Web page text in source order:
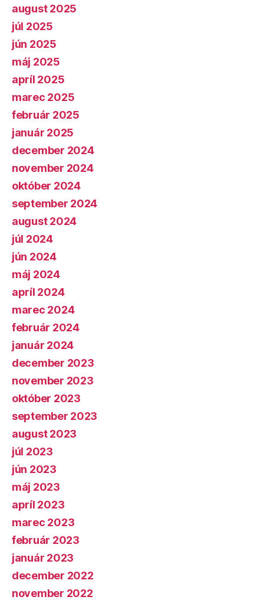
august 2025
júl 2025
jún 2025
máj 2025
apríl 2025
marec 2025
február 2025
január 2025
december 2024
november 2024
október 2024
september 2024
august 2024
júl 2024
jún 2024
máj 2024
apríl 2024
marec 2024
február 2024
január 2024
december 2023
november 2023
október 2023
september 2023
august 2023
júl 2023
jún 2023
máj 2023
apríl 2023
marec 2023
február 2023
január 2023
december 2022
november 2022